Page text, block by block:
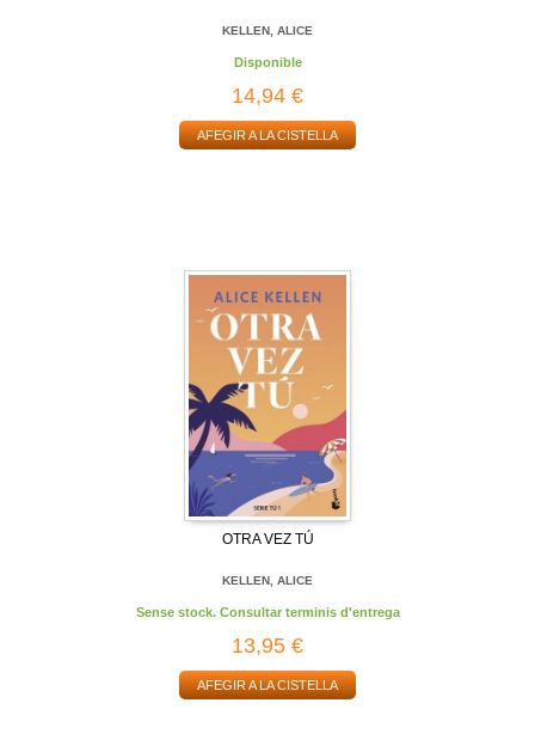
KELLEN, ALICE
Disponible
14,94 €
AFEGIR A LA CISTELLA
OTRA VEZ TÚ
KELLEN, ALICE
Sense stock. Consultar terminis d'entrega
13,95 €
AFEGIR A LA CISTELLA